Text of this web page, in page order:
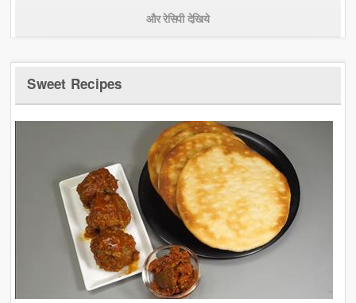
और रेसिपी देखिये
Sweet Recipes